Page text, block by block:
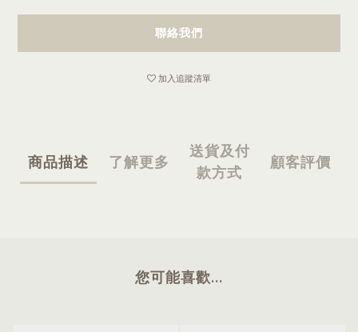
聯絡我們
加入追蹤清單
商品描述 了解更多
送貨及付
款方式
顧客評價
您可能喜歡...